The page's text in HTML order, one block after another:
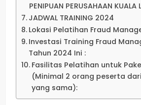
PENIPUAN PERUSAHAAN KUALA
JADWAL TRAINING 2024
Lokasi Pelatihan Fraud
Investasi Training Fraud
Tahun 2024 Ini :
Fasilitas Pelatihan untuk
(Minimal 2 orang peserta
yang sama):